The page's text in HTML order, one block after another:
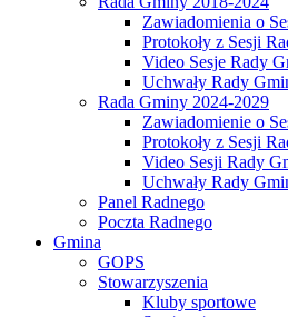
Zawiadomienia o
Protokoły z Sesji
Video Sesje Rady
Uchwały Rady
Rada Gminy 2024-2029
Zawiadomienie o
Protokoły z Sesji
Video Sesji Rady
Uchwały Rady
Panel Radnego
Poczta Radnego
Gmina
GOPS
Stowarzyszenia
Kluby sportowe